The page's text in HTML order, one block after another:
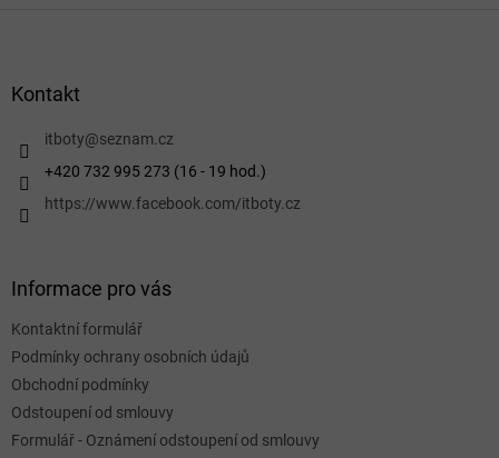
Kontakt
itboty@seznam.cz
+420 732 995 273 (16 - 19 hod.)
https://www.facebook.com/itboty.cz
Informace pro vás
Kontaktní formulář
Podmínky ochrany osobních údajů
Obchodní podmínky
Odstoupení od smlouvy
Formulář - Oznámení odstoupení od smlouvy